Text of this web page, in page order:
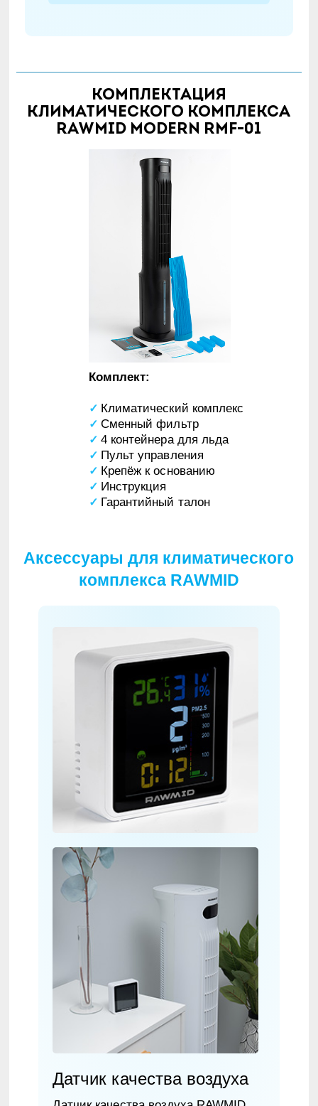
Комплектация
климатического комплекса
RAWMID Modern RMF-01
Комплект:
✓ Климатический комплекс
✓ Сменный фильтр
✓ 4 контейнера для льда
✓ Пульт управления
✓ Крепёж к основанию
✓ Инструкция
✓ Гарантийный талон
Аксессуары для климатического
комплекса RAWMID
Датчик качества воздуха